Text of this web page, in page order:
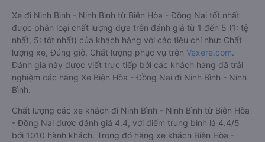
Xe đi Ninh Bình - Ninh Bình từ Biên Hòa - Đồng Nai tốt nhất
được phân loại chất lượng dựa trên đánh giá từ 1 đến 5 (1: tệ
nhất, 5: tốt nhất) của khách hàng với các tiêu chí như: Chất
lượng xe, Đúng giờ, Chất lượng phục vụ trên Vexere.com.
Đánh giá này được viết trực tiếp bởi các khách hàng đã trải
nghiệm các hãng Xe Biên Hòa - Đồng Nai đi Ninh Bình - Ninh
Bình.
Chất lượng các xe khách đi Ninh Bình - Ninh Bình từ Biên Hòa
- Đồng Nai được đánh giá 4.4, với điểm trung bình là 4.4/5
bởi 1010 hành khách. Trong đó hãng xe khách Biên Hòa -